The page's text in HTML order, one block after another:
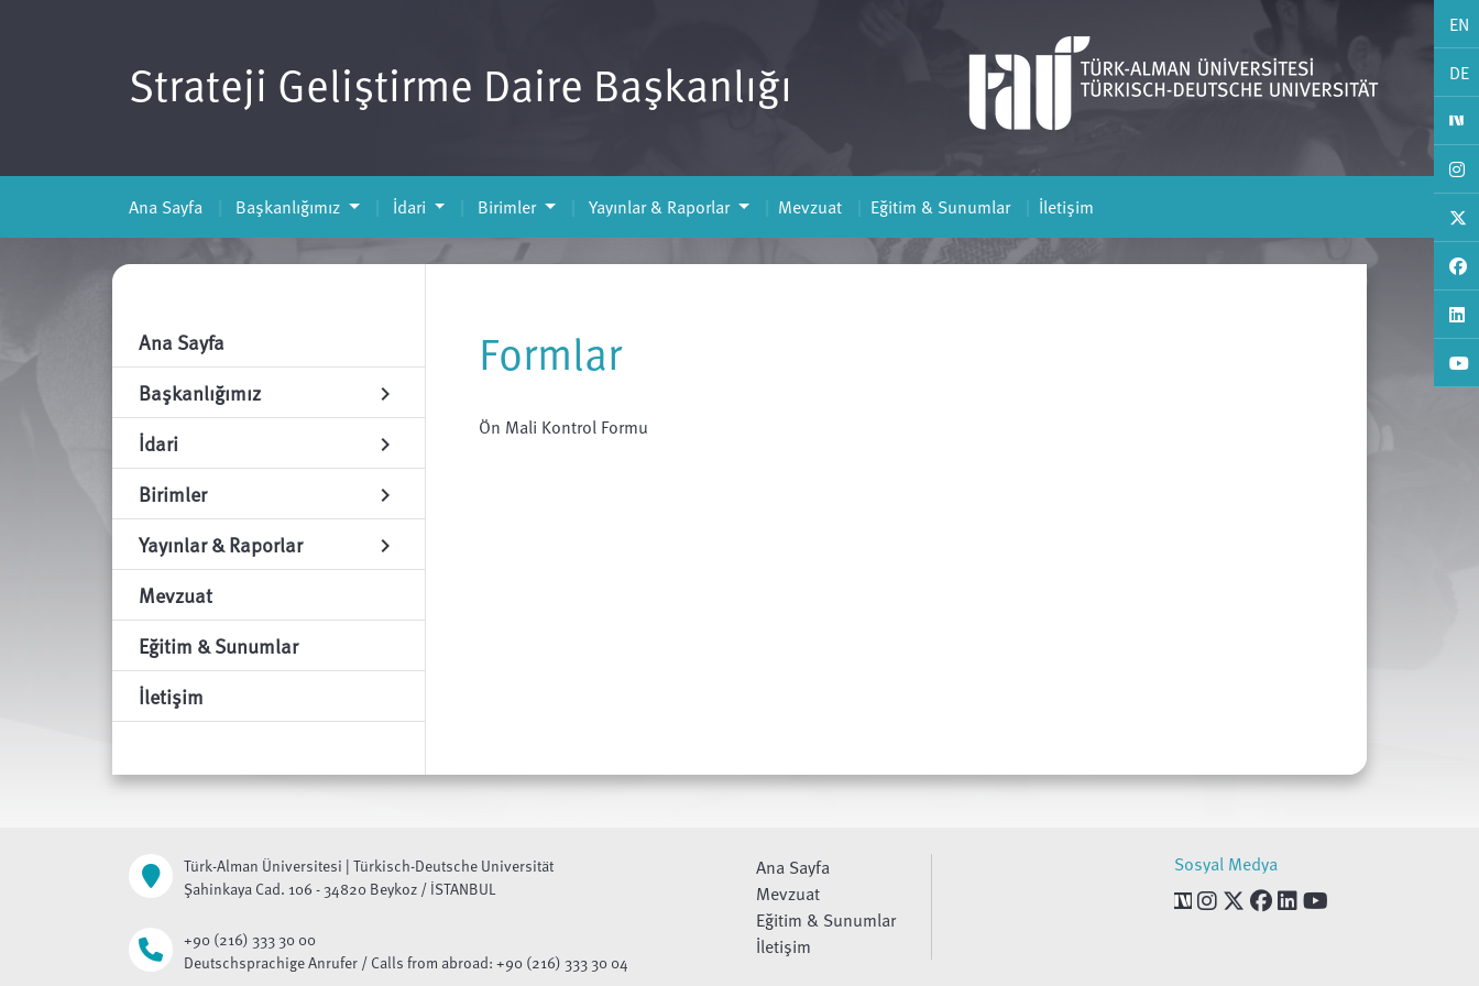
EN
DE
Strateji Geliştirme Daire Başkanlığı
Ana Sayfa Başkanlığımız İdari Birimler Yayınlar & Raporlar Mevzuat Eğitim & Sunumlar İletişim
Ana Sayfa
Başkanlığımız
chevron_right
İdari chevron_right
Birimler chevron_right
Yayınlar & Raporlar chevron_right
Mevzuat
Eğitim & Sunumlar
İletişim
Formlar
Ön Mali Kontrol Formu
Türk-Alman Üniversitesi | Türkisch-Deutsche Universität
Şahinkaya Cad. 106 - 34820 Beykoz / İSTANBUL
+90 (216) 333 30 00
Deutschsprachige Anrufer / Calls from abroad: +90 (216) 333 30 04
Ana Sayfa
Mevzuat
Eğitim & Sunumlar
İletişim
Sosyal Medya